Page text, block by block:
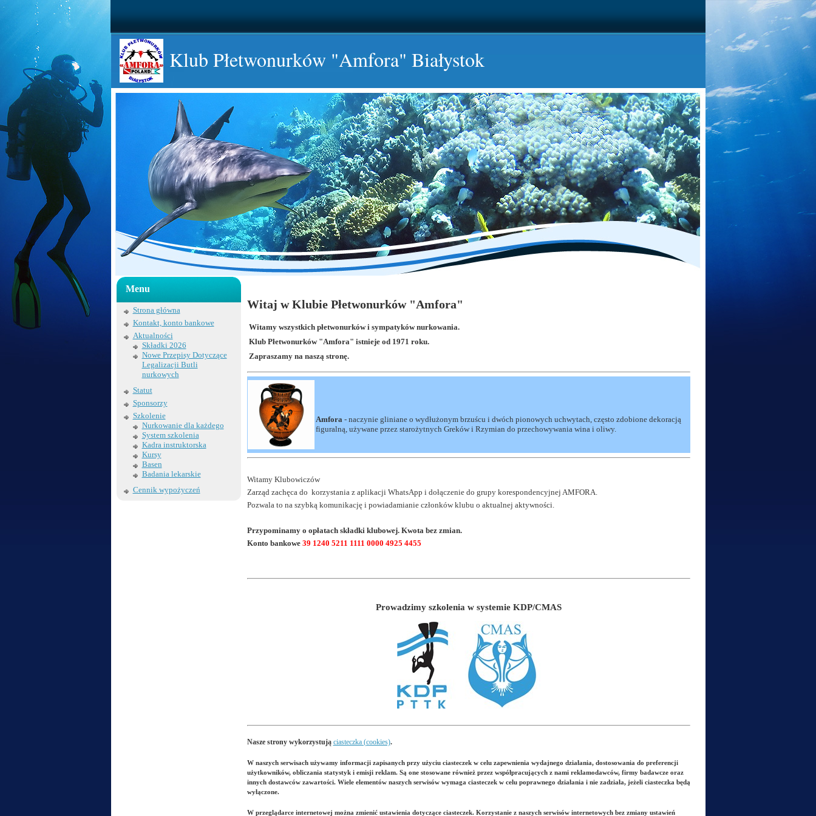
Klub Płetwonurków "Amfora" Białystok
Menu
Strona główna
Kontakt, konto bankowe
Aktualności
Składki 2026
Nowe Przepisy Dotyczące
Legalizacji Butli
nurkowych
Statut
Sponsorzy
Szkolenie
Nurkowanie dla każdego
System szkolenia
Kadra instruktorska
Kursy
Basen
Badania lekarskie
Cennik wypożyczeń
Witaj w Klubie Płetwonurków "Amfora"
Witamy wszystkich płetwonurków i sympatyków nurkowania.
Klub Płetwonurków "Amfora" istnieje od 1971 roku.
Zapraszamy na naszą stronę.
Amfora - naczynie gliniane o wydłużonym brzuścu i dwóch pionowych uchwytach, często zdobione dekoracją
figuralną, używane przez starożytnych Greków i Rzymian do przechowywania wina i oliwy.
Witamy Klubowiczów
Zarząd zachęca do korzystania z aplikacji WhatsApp i dołączenie do grupy korespondencyjnej AMFORA.
Pozwala to na szybką komunikację i powiadamianie członków klubu o aktualnej aktywności.
Przypominamy o opłatach składki klubowej. Kwota bez zmian.
Konto bankowe 39 1240 5211 1111 0000 4925 4455
Prowadzimy szkolenia w systemie KDP/CMAS
Nasze strony wykorzystują ciasteczka (cookies).
W naszych serwisach używamy informacji zapisanych przy użyciu ciasteczek w celu zapewnienia wydajnego działania, dostosowania do preferencji
użytkowników, obliczania statystyk i emisji reklam. Są one stosowane również przez współpracujących z nami reklamodawców, firmy badawcze oraz
innych dostawców zawartości. Wiele elementów naszych serwisów wymaga ciasteczek w celu poprawnego działania i nie zadziała, jeżeli ciasteczka będą
wyłączone.
W przeglądarce internetowej można zmienić ustawienia dotyczące ciasteczek. Korzystanie z naszych serwisów internetowych bez zmiany ustawień